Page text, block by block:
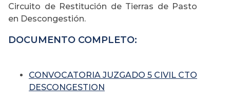
Circuito de Restitución de Tierras de Pasto
en Descongestión.
DOCUMENTO COMPLETO:
CONVOCATORIA JUZGADO 5 CIVIL CTO
DESCONGESTION